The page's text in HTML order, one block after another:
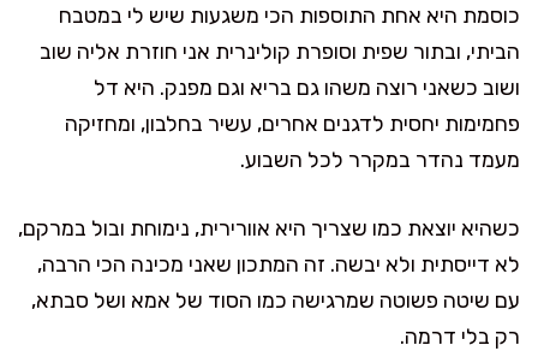
כוסמת היא אחת התוספות הכי משגעות שיש לי במטבח
הביתי, ובתור שפית וסופרת קולינרית אני חוזרת אליה שוב
ושוב כשאני רוצה משהו גם בריא וגם מפנק. היא דל
פחמימות יחסית לדגנים אחרים, עשיר בחלבון, ומחזיקה
מעמד נהדר במקרר לכל השבוע.
כשהיא יוצאת כמו שצריך היא אוורירית, נימוחת ובול במרקם,
לא דייסתית ולא יבשה. זה המתכון שאני מכינה הכי הרבה,
עם שיטה פשוטה שמרגישה כמו הסוד של אמא ושל סבתא,
רק בלי דרמה.